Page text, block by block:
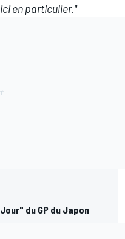
en particulier."
du GP du Japon